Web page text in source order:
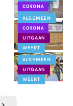
CORONA
WEERT
ALGEMEEN
CORONA
UITGAAN
WEERT
ALGEMEEN
UITGAAN
WEERT